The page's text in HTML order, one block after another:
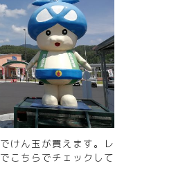
けん玉が買えます。レ
こちらでチェック して